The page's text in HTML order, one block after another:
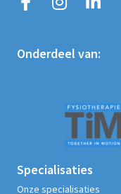
Onderdeel van:
Specialisaties
Onze specialisaties